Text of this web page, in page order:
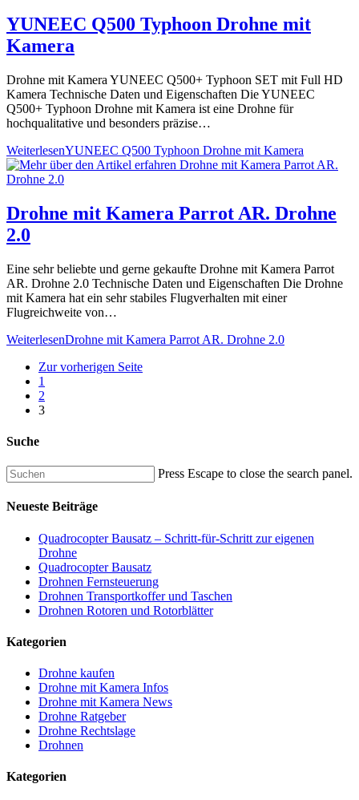
YUNEEC Q500 Typhoon Drohne mit
Kamera
Drohne mit Kamera YUNEEC Q500+ Typhoon SET mit Full HD
Kamera Technische Daten und Eigenschaften Die YUNEEC
Q500+ Typhoon Drohne mit Kamera ist eine Drohne für
hochqualitative und besonders präzise…
WeiterlesenYUNEEC Q500 Typhoon Drohne mit Kamera
Drohne mit Kamera Parrot AR. Drohne
2.0
Eine sehr beliebte und gerne gekaufte Drohne mit Kamera Parrot
AR. Drohne 2.0 Technische Daten und Eigenschaften Die Drohne
mit Kamera hat ein sehr stabiles Flugverhalten mit einer
Flugreichweite von…
WeiterlesenDrohne mit Kamera Parrot AR. Drohne 2.0
Zur vorherigen Seite
1
2
3
Suche
Press Escape to close the search panel.
Neueste Beiträge
Quadrocopter Bausatz – Schritt-für-Schritt zur eigenen
Drohne
Quadrocopter Bausatz
Drohnen Fernsteuerung
Drohnen Transportkoffer und Taschen
Drohnen Rotoren und Rotorblätter
Kategorien
Drohne kaufen
Drohne mit Kamera Infos
Drohne mit Kamera News
Drohne Ratgeber
Drohne Rechtslage
Drohnen
Kategorien